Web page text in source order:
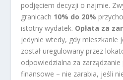
podjęciem decyzji o najmie.
granicach 10% do 20%
istotny wydatek. Opłata za
jedynie wtedy, gdy mieszkanie
został uregulowany przez
odpowiedzialna za
finansowe – nie zarabia, jeśli